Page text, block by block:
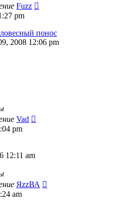
Fuzz
pm
понос
2008 12:06 pm
Vad
pm
12:11 am
ЯzzВА
am